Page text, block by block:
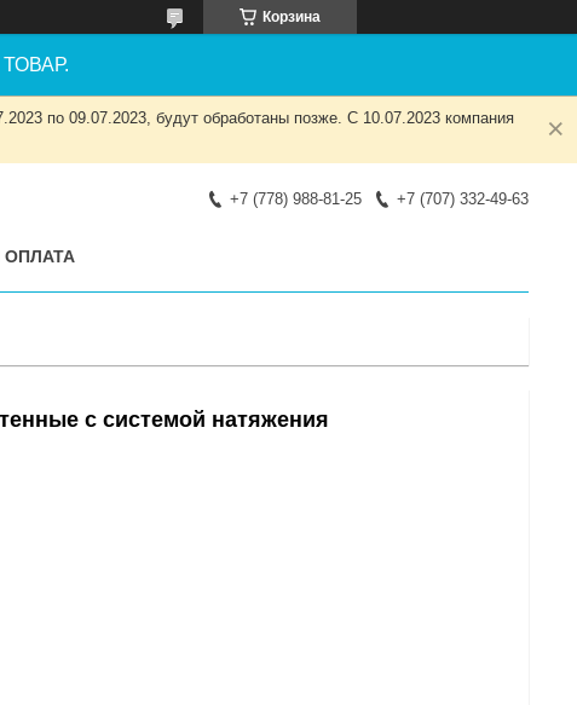
Корзина
по 09.07.2023, будут обработаны позже. С 10.07.2023 компания
+7 (778) 988-81-25 +7 (707) 332-49-63
ОПЛАТА
с системой натяжения